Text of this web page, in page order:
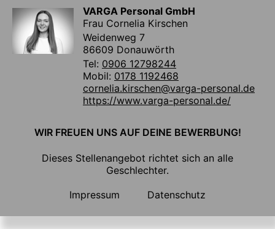
VARGA Personal GmbH
Frau Cornelia Kirschen
Weidenweg 7
86609 Donauwörth
Tel: 0906 12798244
Mobil: 0178 1192468
cornelia.kirschen@varga-personal.de
https://www.varga-personal.de/
WIR FREUEN UNS AUF DEINE BEWERBUNG!
Dieses Stellenangebot richtet sich an alle
Geschlechter.
Impressum
Datenschutz